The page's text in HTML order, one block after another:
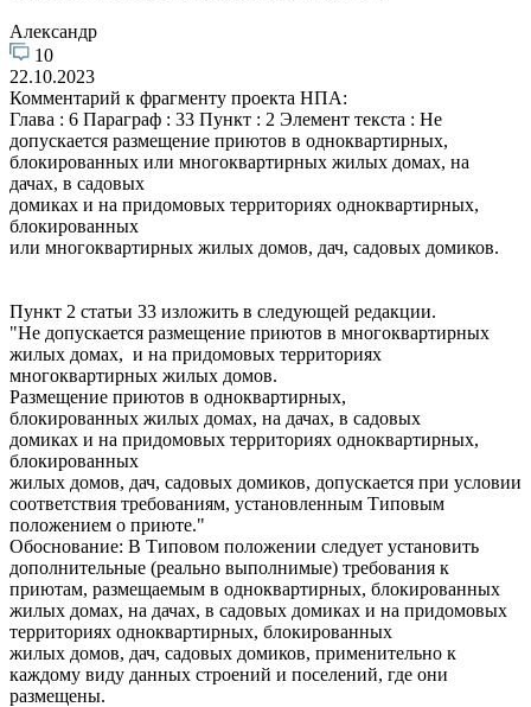
Александр
10
22.10.2023
Комментарий к фрагменту проекта НПА:
Глава : 6 Параграф : 33 Пункт : 2 Элемент текста : Не
допускается размещение приютов в одноквартирных,
блокированных или многоквартирных жилых домах, на
дачах, в садовых
домиках и на придомовых территориях одноквартирных,
блокированных
или многоквартирных жилых домов, дач, садовых домиков.
Пункт 2 статьи 33 изложить в следующей редакции.
"Не допускается размещение приютов в многоквартирных
жилых домах, и на придомовых территориях
многоквартирных жилых домов.
Размещение приютов в одноквартирных,
блокированных жилых домах, на дачах, в садовых
домиках и на придомовых территориях одноквартирных,
блокированных
жилых домов, дач, садовых домиков, допускается при условии
соответствия требованиям, установленным Типовым
положением о приюте."
Обоснование: В Типовом положении следует установить
дополнительные (реально выполнимые) требования к
приютам, размещаемым в одноквартирных, блокированных
жилых домах, на дачах, в садовых домиках и на придомовых
территориях одноквартирных, блокированных
жилых домов, дач, садовых домиков, применительно к
каждому виду данных строений и поселений, где они
размещены.